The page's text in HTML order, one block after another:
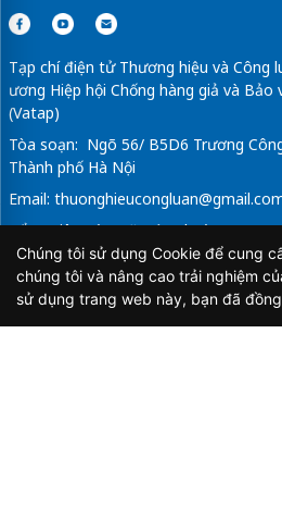
Tạp chí điện tử Thương hiệu và Công
ương Hiệp hội Chống hàng giả và
(Vatap)
Tòa soạn: Ngõ 56/ B5D6 Trương
Thành phố Hà Nội
Email:
Tổng Biên Tập: Vũ Đức Thuận
Giấy phép hoạt động báo chí điện tử
Thông tin và Truyền thông cấp ngày
Chúng tôi sử dụng Cookie để cung
chúng tôi và nâng cao trải nghiệm
sử dụng trang web này, bạn đã